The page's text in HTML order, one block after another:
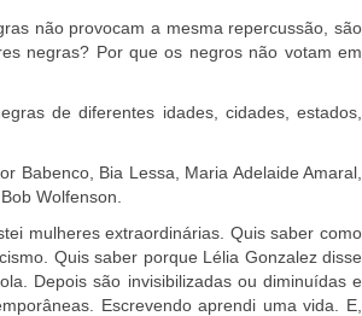
não provocam a mesma repercussão, são
negras? Por que os negros não votam em
de diferentes idades, cidades, estados,
Babenco, Bia Lessa, Maria Adelaide Amaral,
Wolfenson.
mulheres extraordinárias. Quis saber como
Quis saber porque Lélia Gonzalez disse
Depois são invisibilizadas ou diminuídas e
Escrevendo aprendi uma vida. E,